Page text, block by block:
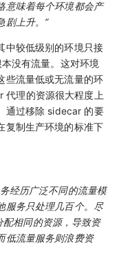
意味着每个环境都会产
剧上升。”
中较低级别的环境只接
没有流量。这对环境
些流量低或无流量的环
代理的资源很大程度上
通过移除 sidecar 的要
复制生产环境的标准下
经历广泛不同的流量模
服务只处理几百个。尽
相同的资源，导致资
低流量服务则浪费资